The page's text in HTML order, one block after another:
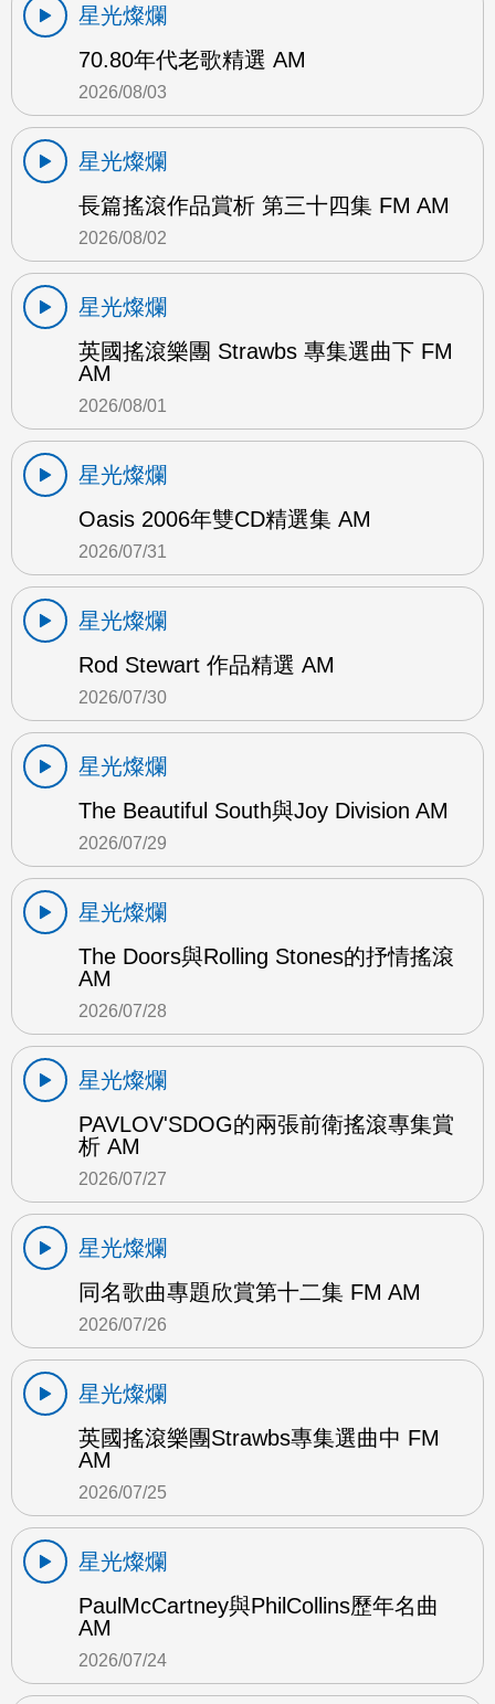
星光燦爛
70.80年代老歌精選 AM
2026/08/03
星光燦爛
長篇搖滾作品賞析 第三十四集 FM AM
2026/08/02
星光燦爛
英國搖滾樂團 Strawbs 專集選曲下 FM
AM
2026/08/01
星光燦爛
Oasis 2006年雙CD精選集 AM
2026/07/31
星光燦爛
Rod Stewart 作品精選 AM
2026/07/30
星光燦爛
The Beautiful South與Joy Division AM
2026/07/29
星光燦爛
The Doors與Rolling Stones的抒情搖滾
AM
2026/07/28
星光燦爛
PAVLOV'SDOG的兩張前衛搖滾專集賞
析 AM
2026/07/27
星光燦爛
同名歌曲專題欣賞第十二集 FM AM
2026/07/26
星光燦爛
英國搖滾樂團Strawbs專集選曲中 FM
AM
2026/07/25
星光燦爛
PaulMcCartney與PhilCollins歷年名曲
AM
2026/07/24